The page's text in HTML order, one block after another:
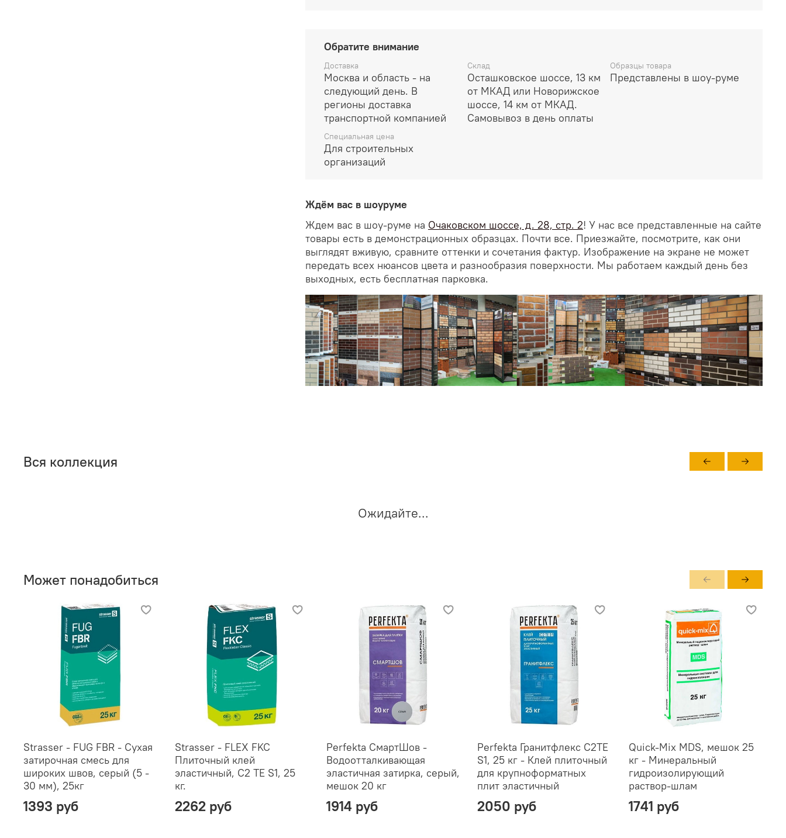
Обратите внимание
Доставка
Москва и область - на
следующий день. В
регионы доставка
транспортной компанией
Склад
Осташковское шоссе, 13 км
от МКАД или Новорижское
шоссе, 14 км от МКАД.
Самовывоз в день оплаты
Образцы товара
Представлены в шоу-руме
Специальная цена
Для строительных
организаций
Ждём вас в шоуруме
Ждем вас в шоу-руме на Очаковском шоссе, д. 28, стр. 2! У нас все представленные на сайте
товары есть в демонстрационных образцах. Почти все. Приезжайте, посмотрите, как они
выглядят вживую, сравните оттенки и сочетания фактур. Изображение на экране не может
передать всех нюансов цвета и разнообразия поверхности. Мы работаем каждый день без
выходных, есть бесплатная парковка.
Вся коллекция
Ожидайте...
Может понадобиться
Strasser - FUG FBR - Сухая
затирочная смесь для
широких швов, серый (5 -
30 мм), 25кг
1393 руб
Strasser - FLEX FKC
Плиточный клей
эластичный, C2 TE S1, 25
кг.
2262 руб
Perfekta СмартШов -
Водоотталкивающая
эластичная затирка, серый,
мешок 20 кг
1914 руб
Perfekta Гранитфлекс C2TE
S1, 25 кг - Клей плиточный
для крупноформатных
плит эластичный
2050 руб
Quick-Mix MDS, мешок 25
кг - Минеральный
гидроизолирующий
раствор-шлам
1741 руб